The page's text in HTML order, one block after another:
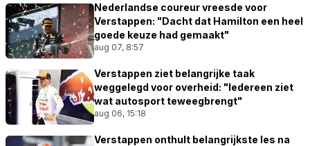
Nederlandse coureur vreesde voor
Verstappen: "Dacht dat Hamilton een heel
goede keuze had gemaakt"
aug 07, 8:57
Verstappen ziet belangrijke taak
weggelegd voor overheid: "Iedereen ziet
wat autosport teweegbrengt"
aug 06, 15:18
Verstappen onthult belangrijkste les na